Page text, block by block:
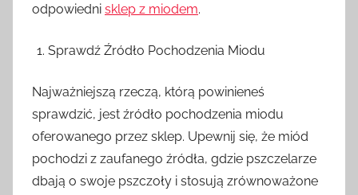
odpowiedni sklep z miodem.
Sprawdź Źródło Pochodzenia Miodu
Najważniejszą rzeczą, którą powinieneś
sprawdzić, jest źródło pochodzenia miodu
oferowanego przez sklep. Upewnij się, że miód
pochodzi z zaufanego źródła, gdzie pszczelarze
dbają o swoje pszczoły i stosują zrównoważone